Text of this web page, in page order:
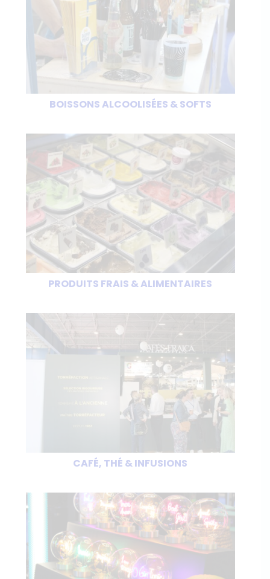
BOISSONS ALCOOLISÉES & SOFTS
PRODUITS FRAIS & ALIMENTAIRES
CAFÉ, THÉ & INFUSIONS